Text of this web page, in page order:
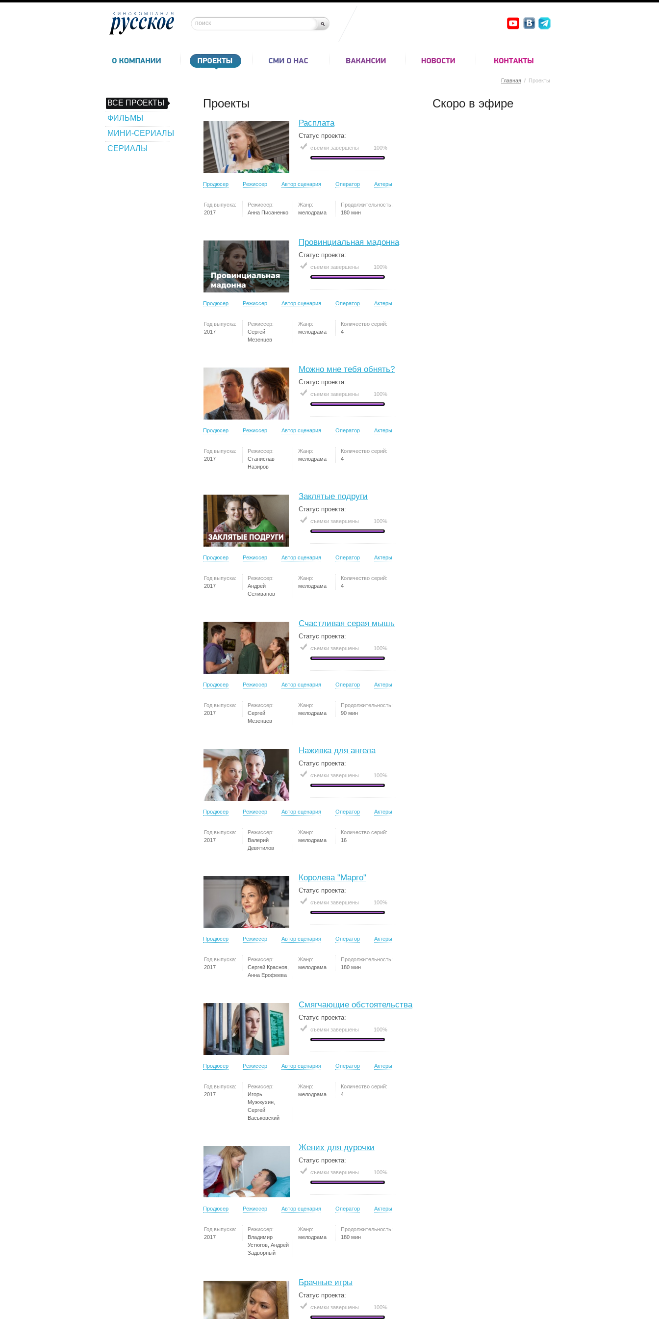
Главная / Проекты
ВСЕ ПРОЕКТЫ
ФИЛЬМЫ
МИНИ-СЕРИАЛЫ
СЕРИАЛЫ
Проекты
Расплата
Статус проекта:
съемки завершены 100%
Продюсер Режиссер Автор сценария Оператор Актеры
Год выпуска:
2017
Режиссер:
Анна Писаненко
Жанр:
мелодрама
Продолжительность:
180 мин
Провинциальная мадонна
Статус проекта:
съемки завершены 100%
Продюсер Режиссер Автор сценария Оператор Актеры
Год выпуска:
2017
Режиссер:
Сергей
Мезенцев
Жанр:
мелодрама
Количество серий:
4
Можно мне тебя обнять?
Статус проекта:
съемки завершены 100%
Продюсер Режиссер Автор сценария Оператор Актеры
Год выпуска:
2017
Режиссер:
Станислав
Назиров
Жанр:
мелодрама
Количество серий:
4
Заклятые подруги
Статус проекта:
съемки завершены 100%
Продюсер Режиссер Автор сценария Оператор Актеры
Год выпуска:
2017
Режиссер:
Андрей
Селиванов
Жанр:
мелодрама
Количество серий:
4
Счастливая серая мышь
Статус проекта:
съемки завершены 100%
Продюсер Режиссер Автор сценария Оператор Актеры
Год выпуска:
2017
Режиссер:
Сергей
Мезенцев
Жанр:
мелодрама
Продолжительность:
90 мин
Наживка для ангела
Статус проекта:
съемки завершены 100%
Продюсер Режиссер Автор сценария Оператор Актеры
Год выпуска:
2017
Режиссер:
Валерий
Девятилов
Жанр:
мелодрама
Количество серий:
16
Королева "Марго"
Статус проекта:
съемки завершены 100%
Продюсер Режиссер Автор сценария Оператор Актеры
Год выпуска:
2017
Режиссер:
Сергей Краснов,
Анна Ерофеева
Жанр:
мелодрама
Продолжительность:
180 мин
Смягчающие обстоятельства
Статус проекта:
съемки завершены 100%
Продюсер Режиссер Автор сценария Оператор Актеры
Год выпуска:
2017
Режиссер:
Игорь
Мужжухин,
Сергей
Васьковский
Жанр:
мелодрама
Количество серий:
4
Жених для дурочки
Статус проекта:
съемки завершены 100%
Продюсер Режиссер Автор сценария Оператор Актеры
Год выпуска:
2017
Режиссер:
Владимир
Устюгов, Андрей
Задворный
Жанр:
мелодрама
Продолжительность:
180 мин
Брачные игры
Статус проекта:
съемки завершены 100%
Скоро в эфире